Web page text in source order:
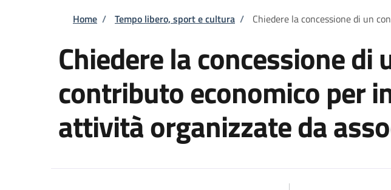
Briciole di pane
Home / Tempo libero, sport e cultura / Chiedere la concessione di un
Chiedere la concessione di
contributo economico per
attività organizzate da